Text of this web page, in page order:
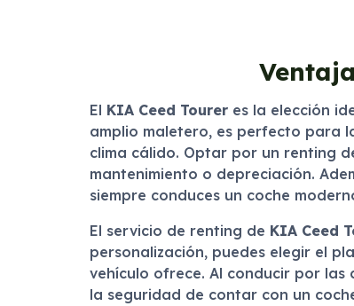
El KIA Ceed Toureres la elección
amplio maletero, es perfecto para
clima cálido. Optar por un renting
mantenimiento o depreciación.
siempre conduces un coche
El servicio de renting de KIA Ceed
personalización, puedes elegir el
vehículo ofrece. Al conducir por
la seguridad de contar con un